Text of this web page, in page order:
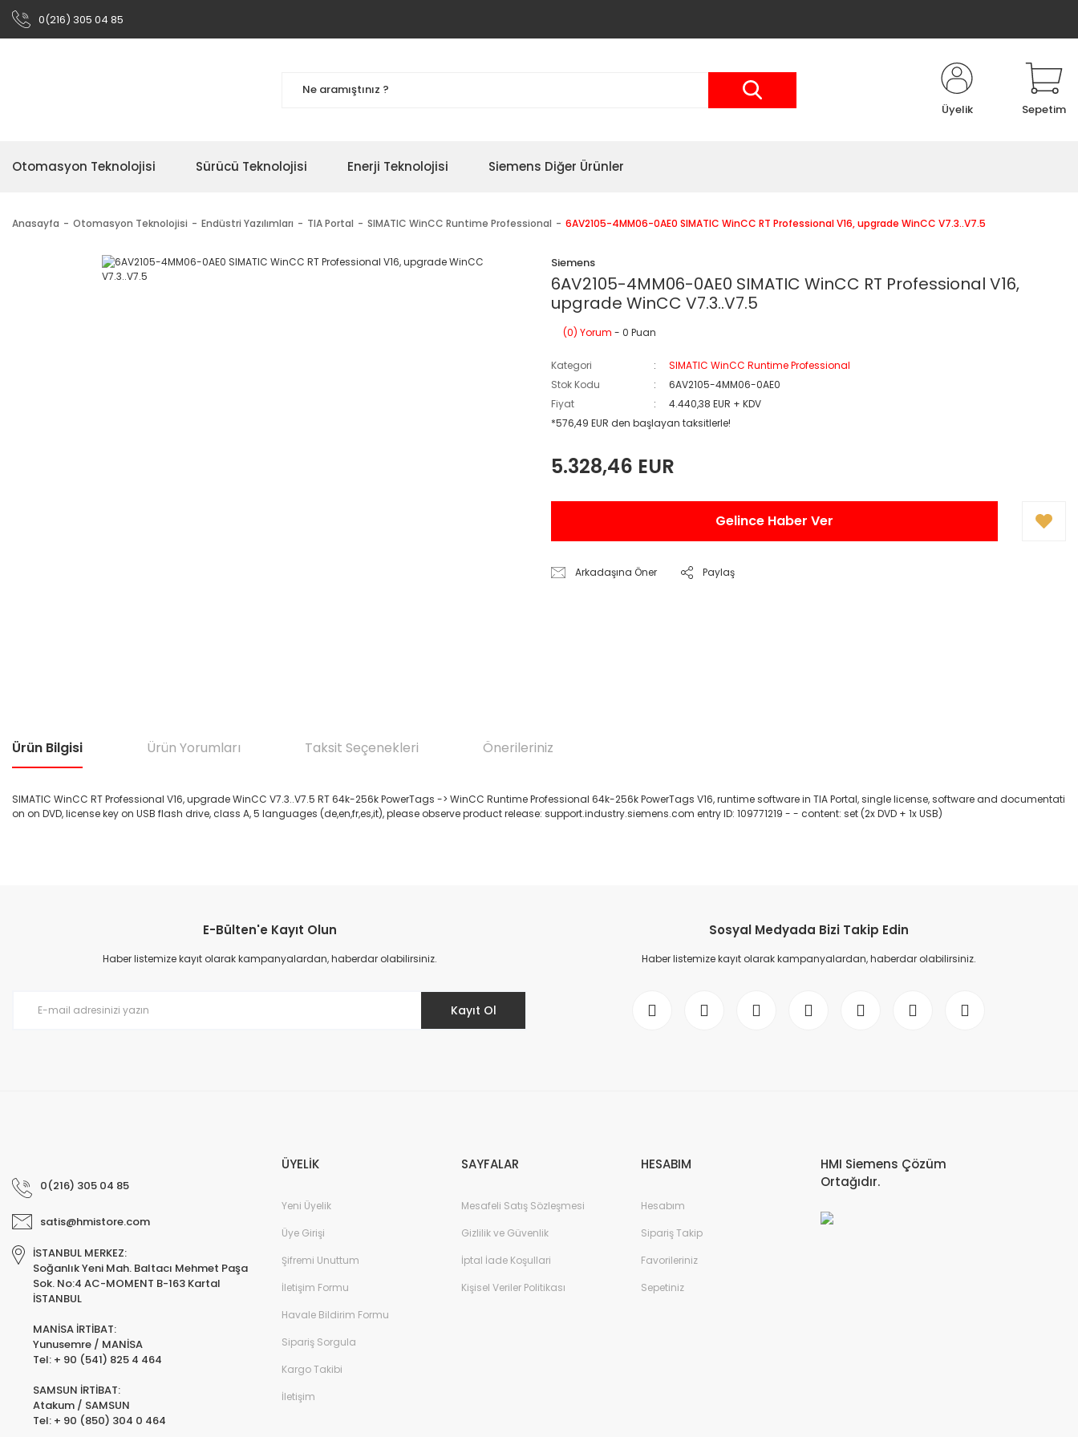
0(216) 305 04 85
Üyelik Sepetim
Otomasyon Teknolojisi Sürücü Teknolojisi Enerji Teknolojisi Siemens Diğer Ürünler
Anasayfa Otomasyon Teknolojisi Endüstri Yazılımları TIA Portal SIMATIC WinCC Runtime Professional 6AV2105-4MM06-0AE0 SIMATIC WinCC RT Professional V16, upgrade WinCC V7.3..V7.5
Siemens
6AV2105-4MM06-0AE0 SIMATIC WinCC RT Professional V16,
upgrade WinCC V7.3..V7.5
(0) Yorum - 0 Puan
Kategori
SIMATIC WinCC Runtime Professional
Stok Kodu
6AV2105-4MM06-0AE0
Fiyat
4.440,38 EUR + KDV
*576,49 EUR den başlayan taksitlerle!
5.328,46 EUR
Gelince Haber Ver
Arkadaşına Öner Paylaş
Ürün Bilgisi Ürün Yorumları Taksit Seçenekleri Önerileriniz
SIMATIC WinCC RT Professional V16, upgrade WinCC V7.3..V7.5 RT 64k-256k PowerTags -> WinCC Runtime Professional 64k-256k PowerTags V16, runtime software in TIA Portal, single license, software and documentati
on on DVD, license key on USB flash drive, class A, 5 languages (de,en,fr,es,it), please observe product release: support.industry.siemens.com entry ID: 109771219 - - content: set (2x DVD + 1x USB)
Ürün resmi kalitesiz, bozuk veya görüntülenemiyor.
Ürün açıklamasında eksik bilgiler bulunuyor.
E-Bülten'e Kayıt Olun
Haber listemize kayıt olarak kampanyalardan, haberdar olabilirsiniz.
Kayıt Ol
Sosyal Medyada Bizi Takip Edin
Haber listemize kayıt olarak kampanyalardan, haberdar olabilirsiniz.
0(216) 305 04 85
satis@hmistore.com
İSTANBUL MERKEZ:
Soğanlık Yeni Mah. Baltacı Mehmet Paşa
Sok. No:4 AC-MOMENT B-163 Kartal
İSTANBUL
MANİSA İRTİBAT:
Yunusemre / MANİSA
Tel: + 90 (541) 825 4 464
SAMSUN İRTİBAT:
Atakum / SAMSUN
Tel: + 90 (850) 304 0 464
ÜYELİK
Yeni Üyelik
Üye Girişi
Şifremi Unuttum
İletişim Formu
Havale Bildirim Formu
Sipariş Sorgula
Kargo Takibi
İletişim
SAYFALAR
Mesafeli Satış Sözleşmesi
Gizlilik ve Güvenlik
İptal İade Koşullari
Kişisel Veriler Politikası
HESABIM
Hesabım
Sipariş Takip
Favorileriniz
Sepetiniz
HMI Siemens Çözüm
Ortağıdır.